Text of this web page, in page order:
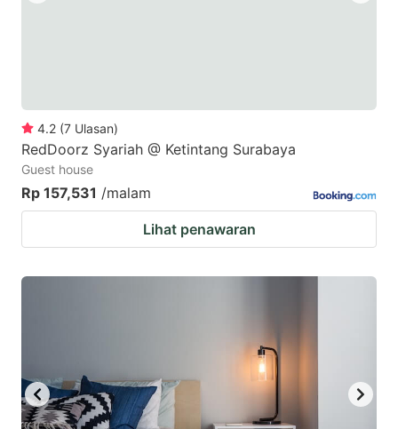
4.2 (7 Ulasan)
RedDoorz Syariah @ Ketintang Surabaya
Guest house
Rp 157,531 /malam
Lihat penawaran